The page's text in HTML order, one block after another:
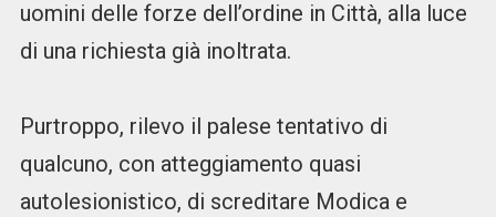
uomini delle forze dell’ordine in Città, alla luce
di una richiesta già inoltrata.
Purtroppo, rilevo il palese tentativo di
qualcuno, con atteggiamento quasi
autolesionistico, di screditare Modica e